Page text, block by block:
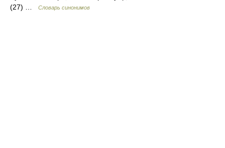
(27) …
Словарь синонимов